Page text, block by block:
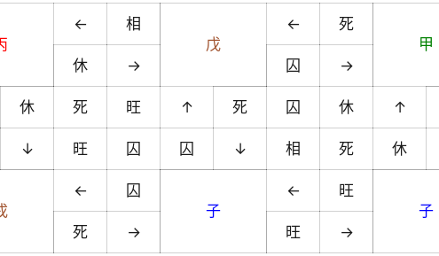
←
相
戊
←
死
甲
休 → 囚 →
休 死 旺 ↑ 死 囚 休 ↑
↓ 旺 囚 囚 ↓ 相 死 休
←
囚
子
←
旺
子
死 → 旺 →